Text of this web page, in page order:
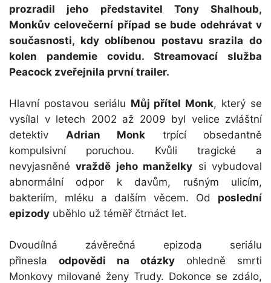
prozradil jeho představitel Tony Shalhoub,
Monkův celovečerní případ se bude odehrávat v
současnosti, kdy oblíbenou postavu srazila do
kolen pandemie covidu. Streamovací služba
Peacock zveřejnila první trailer.
Hlavní postavou seriálu Můj přítel Monk, který se
vysílal v letech 2002 až 2009 byl velice zvláštní
detektiv Adrian Monk trpící obsedantně
kompulsivní poruchou. Kvůli tragické a
nevyjasněnévraždě jeho manželky si vybudoval
abnormální odpor k davům, rušným ulicím,
bakteriím, mléku a dalším věcem. Od poslední
epizody uběhlo už téměř čtrnáct let.
Dvoudílná závěrečná epizoda seriálu
přinesla odpovědi na otázky ohledně smrti
Monkovy milované ženy Trudy. Dokonce se zdálo,